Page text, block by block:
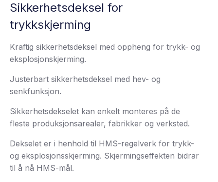
Sikkerhetsdeksel for
trykkskjerming
Kraftig sikkerhetsdeksel med oppheng for trykk- og
eksplosjonskjerming.
Justerbart sikkerhetsdeksel med hev- og
senkfunksjon.
Sikkerhetsdekselet kan enkelt monteres på de
fleste produksjonsarealer, fabrikker og verksted.
Dekselet er i henhold til HMS-regelverk for trykk-
og eksplosjonsskjerming. Skjermingseffekten bidrar
til å nå HMS-mål.